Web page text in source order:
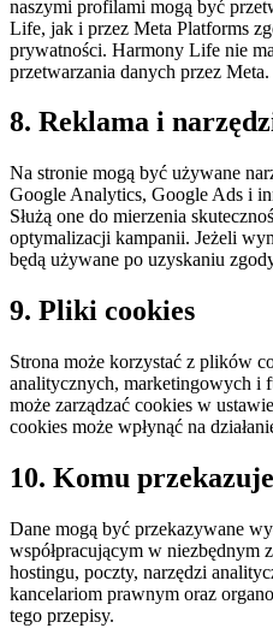
naszymi profilami mogą być
Life, jak i przez Meta Platforms
prywatności. Harmony Life nie
przetwarzania danych przez Meta.
8. Reklama i
Na stronie mogą być używane
Google Analytics, Google Ads i
Służą one do mierzenia
optymalizacji kampanii. Jeżeli
będą używane po uzyskaniu
9. Pliki cookies
Strona może korzystać z plików
analitycznych, marketingowych
może zarządzać cookies w
cookies może wpłynąć na
10. Komu
Dane mogą być przekazywane
współpracującym w niezbędnym
hostingu, poczty, narzędzi
kancelariom prawnym oraz
tego przepisy.